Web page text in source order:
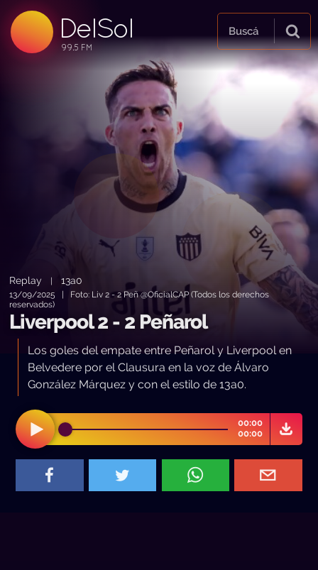
DelSol
99.5 FM
99.5 FM
99.5 FM
Buscá
Replay |13a0
13/09/2025 | Foto: Liv 2 - 2 Peñ @OficialCAP (Todos los derechos
reservados)
Liverpool 2 - 2 Peñarol
Los goles del empate entre Peñarol y Liverpool en
Belvedere por el Clausura en la voz de Álvaro
González Márquez y con el estilo de 13a0.
00:00
00:00